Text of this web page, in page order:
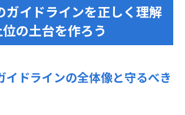
や住所や営業時間の登録ミスをゼロにす
複や個人専門家・部門のガイドラインで
作自演にNG！安全な口コミ運用のための
ガイドラインを正しく理解
の土台を作ろう
イドラインの全体像と守るべき